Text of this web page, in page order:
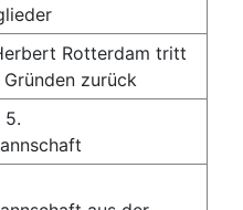
Rotterdam tritt
zurück
5.